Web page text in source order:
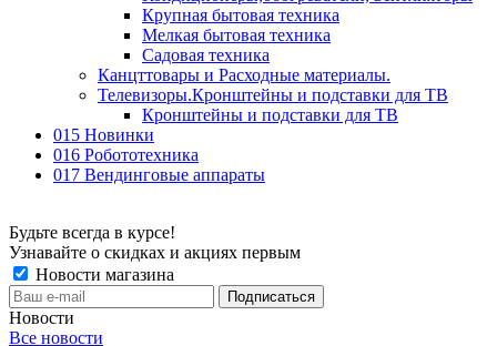
Крупная бытовая техника
Мелкая бытовая техника
Садовая техника
Канцттовары и Расходные материалы.
Телевизоры.Кронштейны и подставки для ТВ
Кронштейны и подставки для ТВ
015 Новинки
016 Робототехника
017 Вендинговые аппараты
Будьте всегда в курсе!
Узнавайте о скидках и акциях первым
Новости магазина
Новости
Все новости